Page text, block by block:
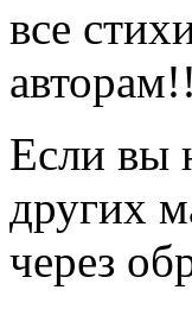
все
Если вы
других
через